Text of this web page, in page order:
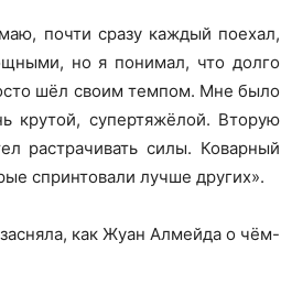
почти сразу каждый поехал,
но я понимал, что долго
шёл своим темпом. Мне было
крутой, супертяжёлой. Вторую
растрачивать силы. Коварный
спринтовали лучше других».
как Жуан Алмейда о чём-